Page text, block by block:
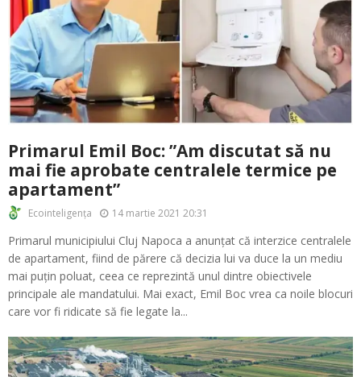
Primarul Emil Boc: ”Am discutat să nu
mai fie aprobate centralele termice pe
apartament”
Ecointeligența 14 martie 2021 20:31
Primarul municipiului Cluj Napoca a anunțat că interzice centralele
de apartament, fiind de părere că decizia lui va duce la un mediu
mai puțin poluat, ceea ce reprezintă unul dintre obiectivele
principale ale mandatului. Mai exact, Emil Boc vrea ca noile blocuri
care vor fi ridicate să fie legate la...